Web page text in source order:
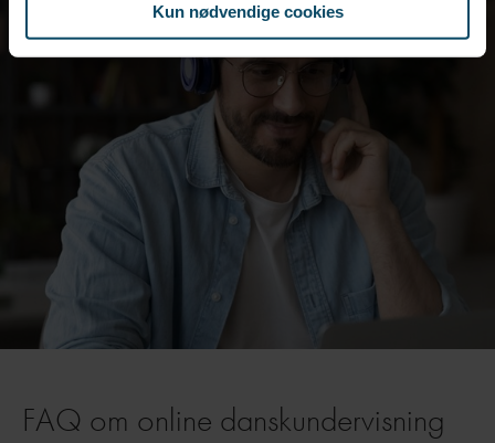
Kun nødvendige cookies
FAQ om online danskundervisning